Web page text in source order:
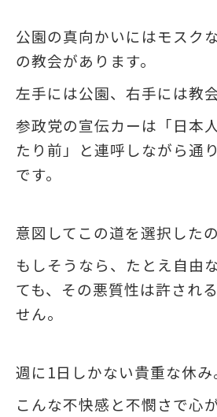
公園の真向かいにはモスク
の教会があります。
左手には公園、右手には教会
参政党の宣伝カーは「日本
たり前」と連呼しながら通
です。
意図してこの道を選択したの
もしそうなら、たとえ自由
ても、その悪質性は許され
せん。
週に1日しかない貴重な休み
こんな不快感と不憫さで心